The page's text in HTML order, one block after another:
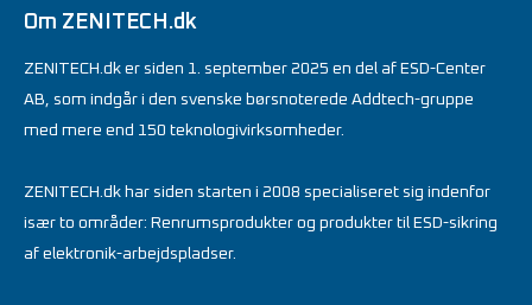
Om ZENITECH.dk
ZENITECH.dk er siden 1. september 2025 en del af ESD-Center
AB, som indgår i den svenske børsnoterede Addtech-gruppe
med mere end 150 teknologivirksomheder.
ZENITECH.dk har siden starten i 2008 specialiseret sig indenfor
især to områder: Renrumsprodukter og produkter til ESD-sikring
af elektronik-arbejdspladser.